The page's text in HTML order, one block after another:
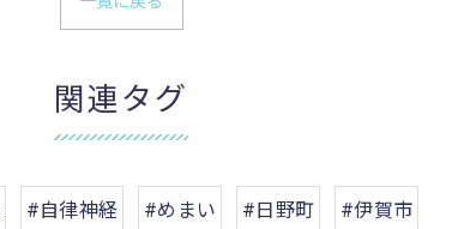
関連タグ
#自律神経 #めまい #日野町 #伊賀市